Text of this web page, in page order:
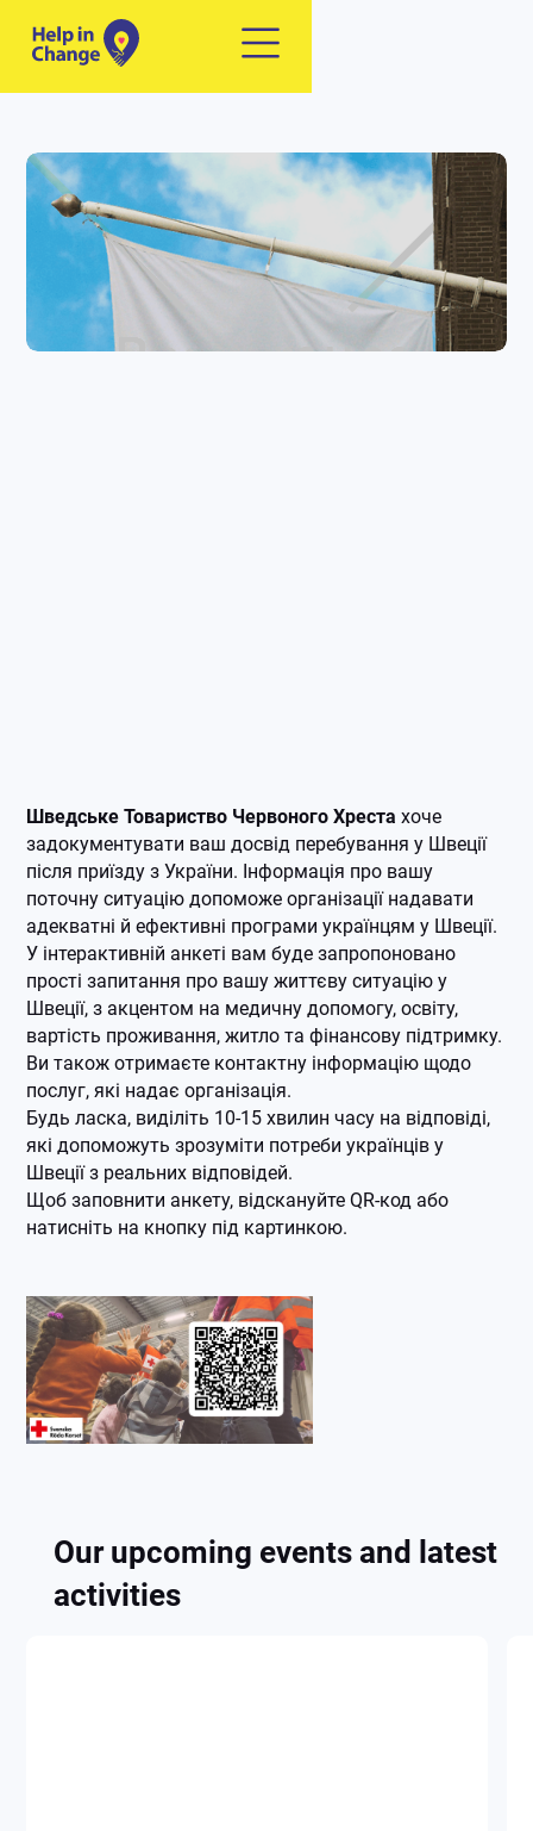
Шведське Товариство Червоного Хреста хоче
задокументувати ваш досвід перебування у Швеції
після приїзду з України. Інформація про вашу
поточну ситуацію допоможе організації надавати
адекватні й ефективні програми українцям у Швеції.
У інтерактивній анкеті вам буде запропоновано
прості запитання про вашу життєву ситуацію у
Швеції, з акцентом на медичну допомогу, освіту,
вартість проживання, житло та фінансову підтримку.
Ви також отримаєте контактну інформацію щодо
послуг, які надає організація.
Будь ласка, виділіть 10-15 хвилин часу на відповіді,
які допоможуть зрозуміти потреби українців у
Швеції з реальних відповідей.
Щоб заповнити анкету, відскануйте QR-код або
натисніть на кнопку під картинкою.
Our upcoming events and latest
activities